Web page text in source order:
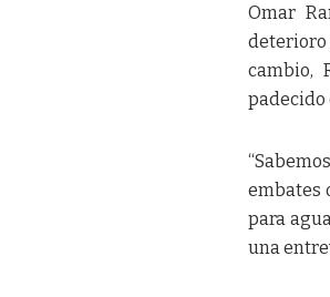
Omar
deterioro
cambio,
padecido
embates
para
una